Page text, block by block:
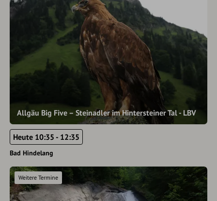
Allgäu Big Five – Steinadler im Hintersteiner Tal - LBV
Heute 10:35 - 12:35
Bad Hindelang
Weitere Termine